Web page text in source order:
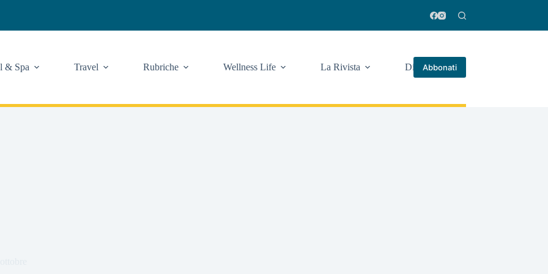
& Spa Travel Rubriche Wellness Life La Rivista Di piùAbbonati